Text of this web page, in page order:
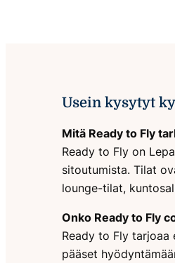
Usein kysytyt
Mitä Ready to Fly
Ready to Fly on
sitoutumista. Tilat
lounge-tilat,
Onko Ready to Fly
Ready to Fly
pääset